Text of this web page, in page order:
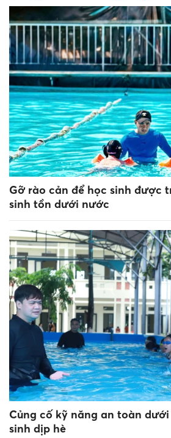
Gỡ rào cản để học sinh được
sinh tồn dưới nước
Củng cố kỹ năng an toàn
sinh dịp hè